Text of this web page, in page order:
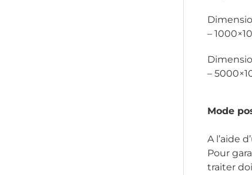
–
–
Mode
A l’aide
Pour
traiter